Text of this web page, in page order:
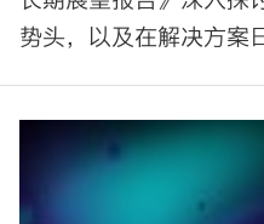
势头，以及在解决方案